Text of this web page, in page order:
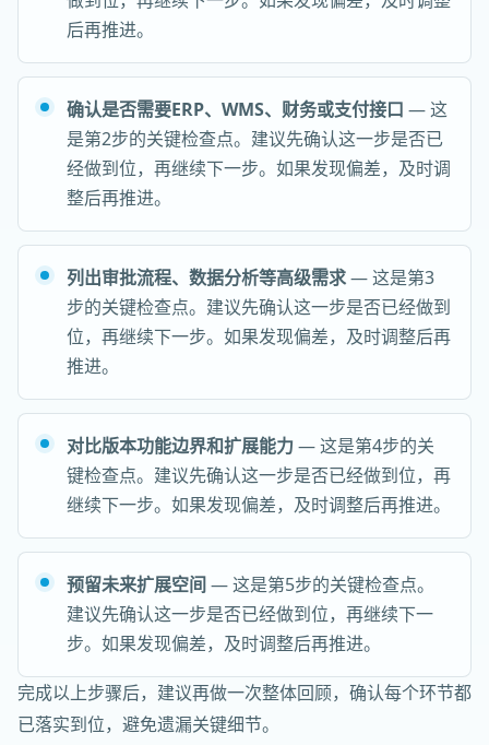
后再推进。
确认是否需要ERP、WMS、财务或支付接口 — 这
是第2步的关键检查点。建议先确认这一步是否已
经做到位，再继续下一步。如果发现偏差，及时调
整后再推进。
列出审批流程、数据分析等高级需求— 这是第3
步的关键检查点。建议先确认这一步是否已经做到
位，再继续下一步。如果发现偏差，及时调整后再
推进。
对比版本功能边界和扩展能力— 这是第4步的关
键检查点。建议先确认这一步是否已经做到位，再
继续下一步。如果发现偏差，及时调整后再推进。
预留未来扩展空间 — 这是第5步的关键检查点。
建议先确认这一步是否已经做到位，再继续下一
步。如果发现偏差，及时调整后再推进。
完成以上步骤后，建议再做一次整体回顾，确认每个环节都
已落实到位，避免遗漏关键细节。